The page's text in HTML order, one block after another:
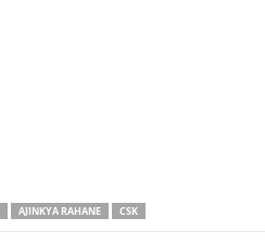
AJINKYA RAHANE CSK